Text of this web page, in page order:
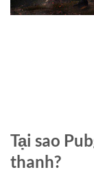
Tại sao
thanh?